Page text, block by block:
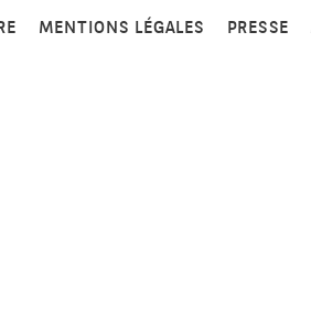
MENTIONS LÉGALES PRESSE